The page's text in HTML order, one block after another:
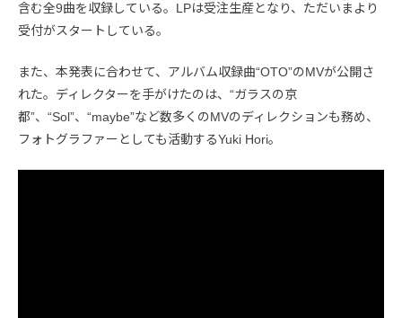
含む全9曲を収録している。LPは受注生産となり、ただいまより
受付がスタートしている。
また、本発表に合わせて、アルバム収録曲“OTO”のMVが公開さ
れた。ディレクターを手がけたのは、“ガラスの京
都”、“Sol”、“maybe”など数多くのMVのディレクションも務め、
フォトグラファーとしても活動するYuki Hori。